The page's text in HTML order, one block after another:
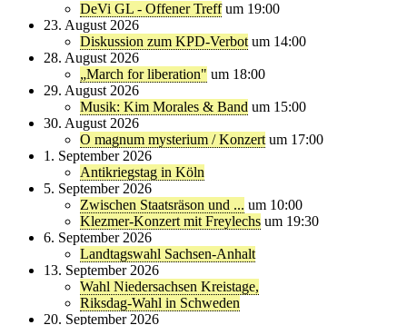
DeVi GL - Offener Treff um 19:00
23. August 2026
Diskussion zum KPD-Verbot um 14:00
28. August 2026
„March for liberation" um 18:00
29. August 2026
Musik: Kim Morales & Band um 15:00
30. August 2026
O magnum mysterium / Konzert um 17:00
1. September 2026
Antikriegstag in Köln
5. September 2026
Zwischen Staatsräson und ... um 10:00
Klezmer-Konzert mit Freylechs um 19:30
6. September 2026
Landtagswahl Sachsen-Anhalt
13. September 2026
Wahl Niedersachsen Kreistage,
Riksdag-Wahl in Schweden
20. September 2026